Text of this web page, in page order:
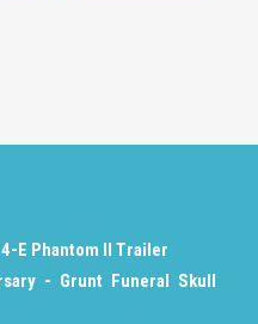
E Phantom II Trailer
- Grunt Funeral Skull